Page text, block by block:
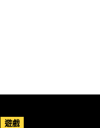
遊戲